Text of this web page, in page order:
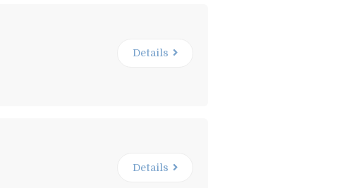
Details
Details